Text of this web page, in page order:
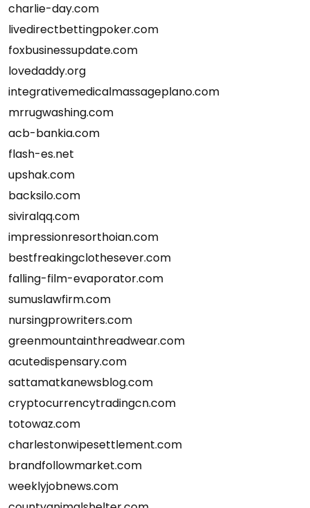
charlie-day.com
livedirectbettingpoker.com
foxbusinessupdate.com
lovedaddy.org
integrativemedicalmassageplano.com
mrrugwashing.com
acb-bankia.com
flash-es.net
upshak.com
backsilo.com
siviralqq.com
impressionresorthoian.com
bestfreakingclothesever.com
falling-film-evaporator.com
sumuslawfirm.com
nursingprowriters.com
greenmountainthreadwear.com
acutedispensary.com
sattamatkanewsblog.com
cryptocurrencytradingcn.com
totowaz.com
charlestonwipesettlement.com
brandfollowmarket.com
weeklyjobnews.com